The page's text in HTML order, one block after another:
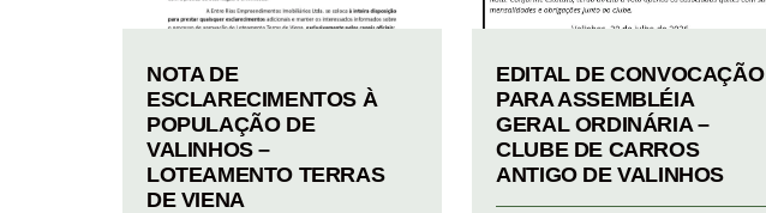
NOTA DE
ESCLARECIMENTOS À
POPULAÇÃO DE
VALINHOS –
LOTEAMENTO TERRAS
DE VIENA
EDITAL DE CONVOCAÇÃO
PARA ASSEMBLÉIA
GERAL ORDINÁRIA –
CLUBE DE CARROS
ANTIGO DE VALINHOS